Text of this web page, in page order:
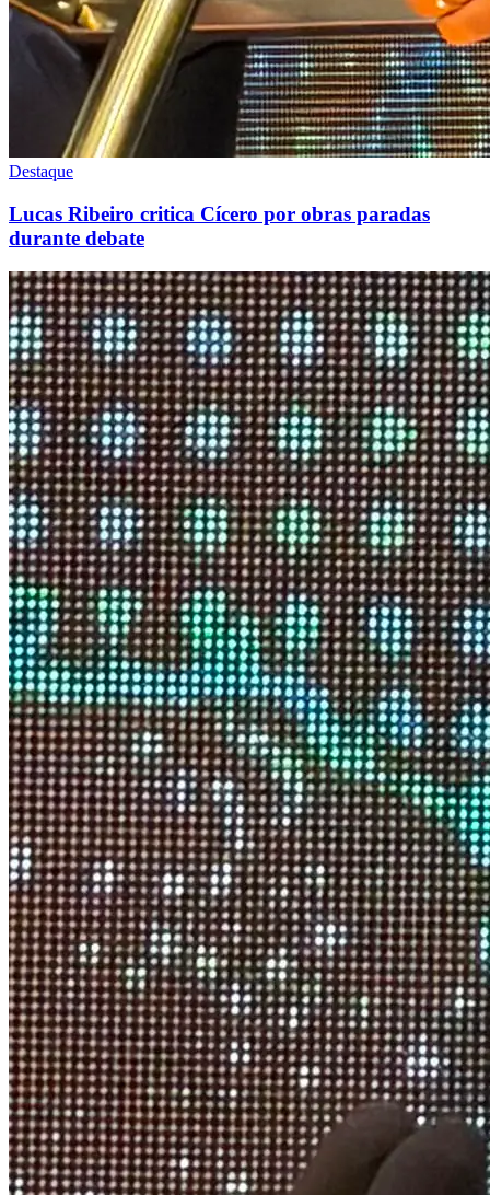
Destaque
Lucas Ribeiro critica Cícero por obras paradas
durante debate